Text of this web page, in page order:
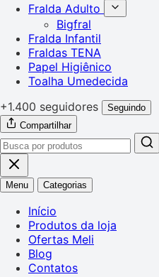
Fralda Adulto
Bigfral
Fralda Infantil
Fraldas TENA
Papel Higiênico
Toalha Umedecida
+1.400 seguidores
Seguindo
Compartilhar
Menu Categorias
Início
Produtos da loja
Ofertas Meli
Blog
Contatos